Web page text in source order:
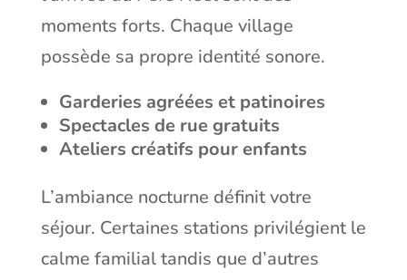
moments forts. Chaque village
possède sa propre identité sonore.
Garderies agréées et patinoires
Spectacles de rue gratuits
Ateliers créatifs pour enfants
L’ambiance nocturne définit votre
séjour. Certaines stations privilégient le
calme familial tandis que d’autres